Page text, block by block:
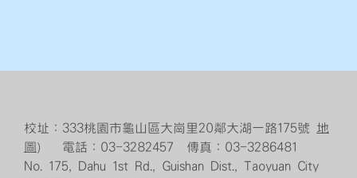
校址：333桃園市龜山區大崗里20鄰大湖一路175號 地
圖） 電話：03-3282457 傳真：03-3286481
No. 175, Dahu 1st Rd., Guishan Dist., Taoyuan City